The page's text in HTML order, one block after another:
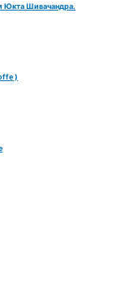
Юкта Шивачандра.
)